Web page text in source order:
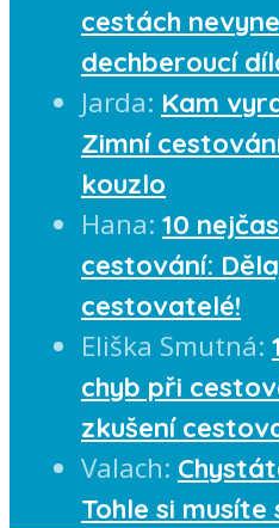
cestách
dechberoucí
Jarda: Kam
Zimní
kouzlo
Hana: 10
cestování:
cestovatelé!
Eliška Smutná:
chyb při
zkušení
Valach:
Tohle si